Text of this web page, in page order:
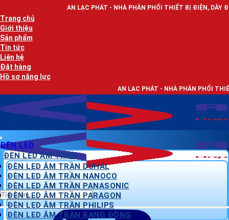
qua
nội
dung
AN LẠC PHÁT - NHÀ PHÂN PHỐI THIẾT BỊ ĐIỆN, DÂY ĐIỆN VÀ ĐÈN LED
Trang chủ
Giới thiệu
Sản phẩm
Tin tức
Liên hệ
Đặt hàng
Hồ sơ năng lực
AN LẠC PHÁT - NHÀ PHÂN PHỐI THIẾT BỊ ĐIỆN, DÂY
Tìm
kiếm:
ĐÈN LED
ĐÈN LED ÂM TRẦN
ĐÈN LED ÂM TRẦN DUHAL
ĐÈN LED ÂM TRẦN NANOCO
ĐÈN LED ÂM TRẦN PANASONIC
ĐÈN LED ÂM TRẦN PARAGON
ĐÈN LED ÂM TRẦN PHILIPS
ĐÈN LED ÂM TRẦN RẠNG ĐÔNG